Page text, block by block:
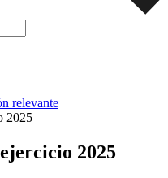
relevante
2025
2025